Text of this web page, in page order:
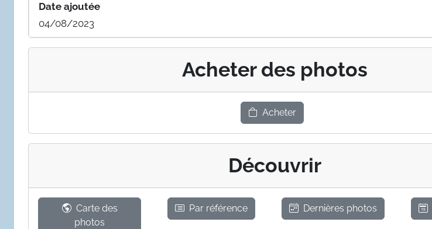
Date ajoutée
04/08/2023
Acheter des photos
Acheter
Découvrir
Carte des
photos
Par référence Dernières photos